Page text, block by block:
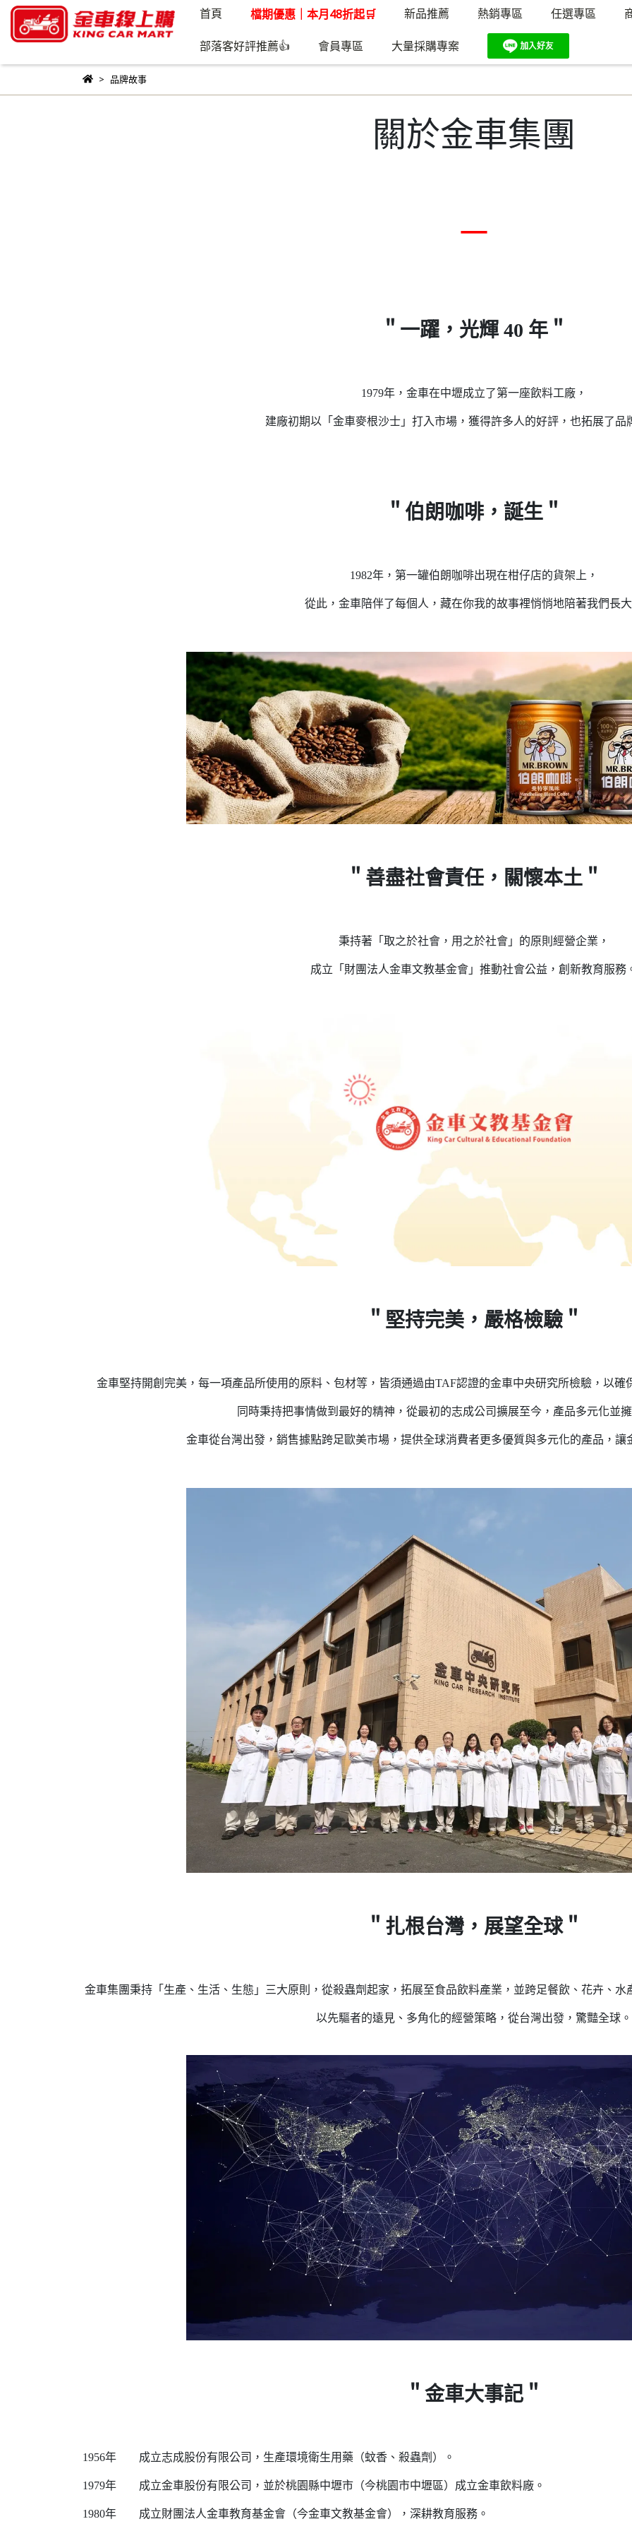
首頁 檔期優惠｜本月48折起🛒 新品推薦 熱銷專區 任選專區
部落客好評推薦👍 會員專區 大量採購專案
品牌故事
關於金車集團
＂一躍，光輝 40 年＂
1979年，金車在中壢成立了第一座飲料工廠，
建廠初期以「金車麥根沙士」打入市場，獲得許多人的好評，也拓展了品
＂伯朗咖啡，誕生＂
1982年，第一罐伯朗咖啡出現在柑仔店的貨架上，
從此，金車陪伴了每個人，藏在你我的故事裡悄悄地陪著我們長
＂善盡社會責任，關懷本土＂
秉持著「取之於社會，用之於社會」的原則經營企業，
成立「財團法人金車文教基金會」推動社會公益，創新教育服務
＂堅持完美，嚴格檢驗＂
金車堅持開創完美，每一項產品所使用的原料、包材等，皆須通過由TAF認證的金車中央研究所檢驗，以
同時秉持把事情做到最好的精神，從最初的志成公司擴展至今，產品多元化並
金車從台灣出發，銷售據點跨足歐美市場，提供全球消費者更多優質與多元化的產品，讓
＂扎根台灣，展望全球＂
金車集團秉持「生產、生活、生態」三大原則，從殺蟲劑起家，拓展至食品飲料產業，並跨足餐飲、花卉、
以先驅者的遠見、多角化的經營策略，從台灣出發，驚豔全球。
＂金車大事記＂
1956年 成立志成股份有限公司，生產環境衛生用藥（蚊香、殺蟲劑）。
1979年 成立金車股份有限公司，並於桃園縣中壢市（今桃園市中壢區）成立金車飲料廠。
1980年 成立財團法人金車教育基金會（今金車文教基金會），深耕教育服務。